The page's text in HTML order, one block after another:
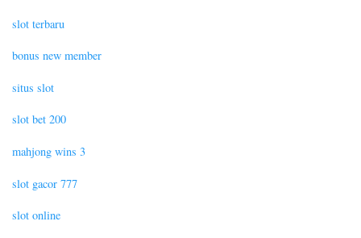
slot terbaru
bonus new member
situs slot
slot bet 200
mahjong wins 3
slot gacor 777
slot online